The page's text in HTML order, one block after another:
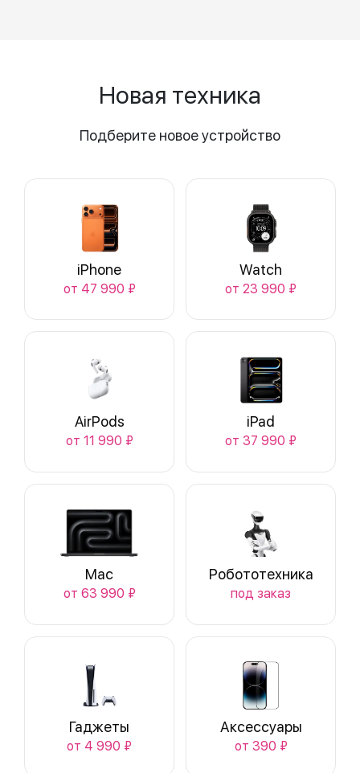
Новая техника
Подберите новое устройство
iPhone
от 47 990 ₽
Watch
от 23 990 ₽
AirPods
от 11 990 ₽
iPad
от 37 990 ₽
Mac
от 63 990 ₽
Робототехника
под заказ
Гаджеты
от 4 990 ₽
Аксессуары
от 390 ₽